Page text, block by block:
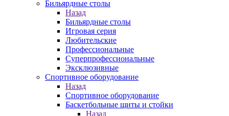
Бильярдные столы
Назад
Бильярдные столы
Игровая серия
Любительские
Профессиональные
Суперпрофессиональные
Эксклюзивные
Спортивное оборудование
Назад
Спортивное оборудование
Баскетбольные щиты и стойки
Назад